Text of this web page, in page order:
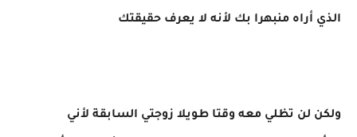
الذي أراه منبهرا بك لأنه لا يعرف حقيقتك
ولكن لن تظلي معه وقتا طويلا زوجتي السابقة لأني